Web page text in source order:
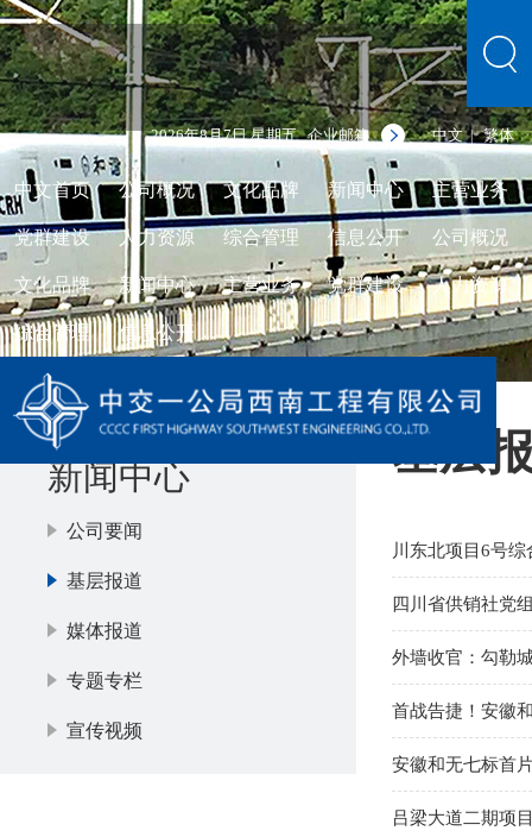
2026年8月7日 星期五企业邮箱 中文 | 繁体
中文首页 公司概况 文化品牌 新闻中心 主营业务
党群建设 人力资源 综合管理 信息公开 公司概况
文化品牌 新闻中心 主营业务 党群建设 人力资源
综合管理 信息公开
新闻中心
公司要闻
基层报道
媒体报道
专题专栏
宣传视频
基层
川东北项目6号
四川省供销社党
外墙收官：勾勒
首战告捷！安徽
安徽和无七标首
吕梁大道二期项